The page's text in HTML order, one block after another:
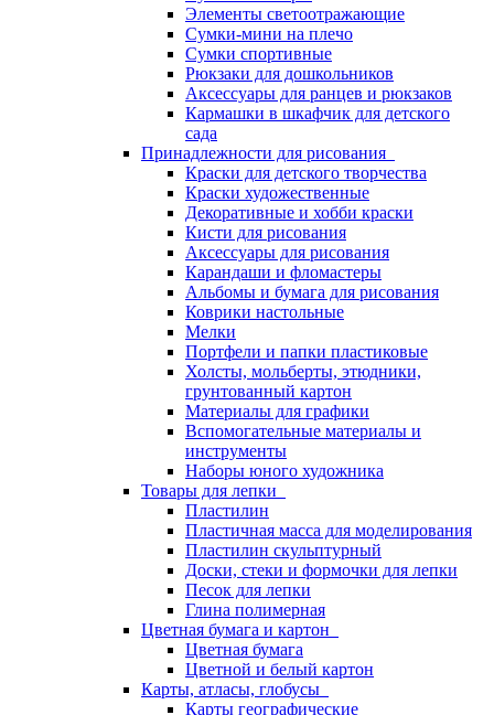
Элементы светоотражающие
Сумки-мини на плечо
Сумки спортивные
Рюкзаки для дошкольников
Аксессуары для ранцев и рюкзаков
Кармашки в шкафчик для детского
сада
Принадлежности для рисования
Краски для детского творчества
Краски художественные
Декоративные и хобби краски
Кисти для рисования
Аксессуары для рисования
Карандаши и фломастеры
Альбомы и бумага для рисования
Коврики настольные
Мелки
Портфели и папки пластиковые
Холсты, мольберты, этюдники,
грунтованный картон
Материалы для графики
Вспомогательные материалы и
инструменты
Наборы юного художника
Товары для лепки
Пластилин
Пластичная масса для моделирования
Пластилин скульптурный
Доски, стеки и формочки для лепки
Песок для лепки
Глина полимерная
Цветная бумага и картон
Цветная бумага
Цветной и белый картон
Карты, атласы, глобусы
Карты географические